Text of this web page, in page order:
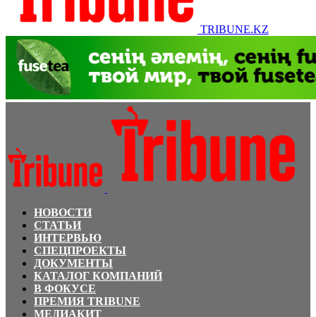
TRIBUNE.KZ
НОВОСТИ
СТАТЬИ
ИНТЕРВЬЮ
СПЕЦПРОЕКТЫ
ДОКУМЕНТЫ
КАТАЛОГ КОМПАНИЙ
В ФОКУСЕ
ПРЕМИЯ TRIBUNE
МЕДИАКИТ